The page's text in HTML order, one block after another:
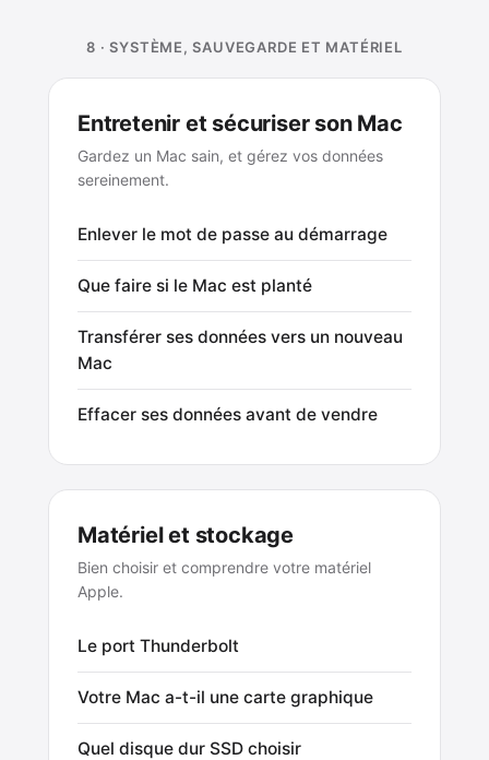
8 · SYSTÈME, SAUVEGARDE ET MATÉRIEL
Entretenir et sécuriser son Mac
Gardez un Mac sain, et gérez vos données
sereinement.
Enlever le mot de passe au démarrage
Que faire si le Mac est planté
Transférer ses données vers un nouveau
Mac
Effacer ses données avant de vendre
Matériel et stockage
Bien choisir et comprendre votre matériel
Apple.
Le port Thunderbolt
Votre Mac a-t-il une carte graphique
Quel disque dur SSD choisir